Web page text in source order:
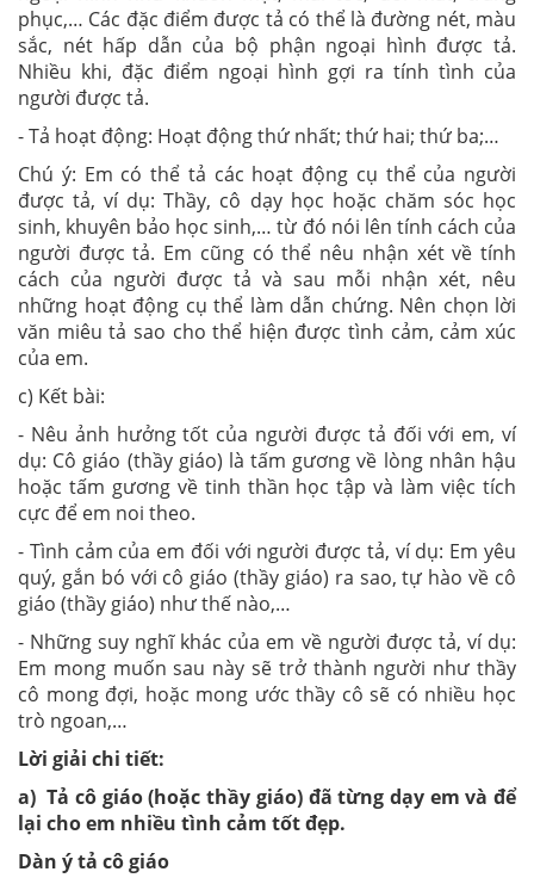
phục,… Các đặc điểm được tả có thể là đường nét, màu
sắc, nét hấp dẫn của bộ phận ngoại hình được tả.
Nhiều khi, đặc điểm ngoại hình gợi ra tính tình của
người được tả.
- Tả hoạt động: Hoạt động thứ nhất; thứ hai; thứ ba;…
Chú ý: Em có thể tả các hoạt động cụ thể của người
được tả, ví dụ: Thầy, cô dạy học hoặc chăm sóc học
sinh, khuyên bảo học sinh,… từ đó nói lên tính cách của
người được tả. Em cũng có thể nêu nhận xét về tính
cách của người được tả và sau mỗi nhận xét, nêu
những hoạt động cụ thể làm dẫn chứng. Nên chọn lời
văn miêu tả sao cho thể hiện được tình cảm, cảm xúc
của em.
c) Kết bài:
- Nêu ảnh hưởng tốt của người được tả đối với em, ví
dụ: Cô giáo (thầy giáo) là tấm gương về lòng nhân hậu
hoặc tấm gương về tinh thần học tập và làm việc tích
cực để em noi theo.
- Tình cảm của em đối với người được tả, ví dụ: Em yêu
quý, gắn bó với cô giáo (thầy giáo) ra sao, tự hào về cô
giáo (thầy giáo) như thế nào,…
- Những suy nghĩ khác của em về người được tả, ví dụ:
Em mong muốn sau này sẽ trở thành người như thầy
cô mong đợi, hoặc mong ước thầy cô sẽ có nhiều học
trò ngoan,…
Lời giải chi tiết:
a) Tả cô giáo (hoặc thầy giáo) đã từng dạy em và để
lại cho em nhiều tình cảm tốt đẹp.
Dàn ý tả cô giáo